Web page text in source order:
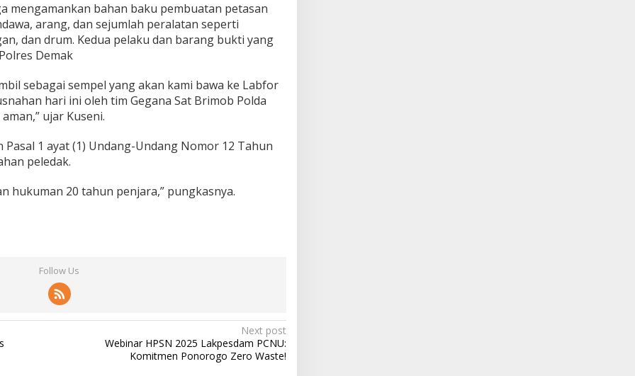
mengamankan bahan baku pembuatan petasan
arang, dan sejumlah peralatan seperti
dan drum. Kedua pelaku dan barang bukti yang
Demak
sebagai sempel yang akan kami bawa ke Labfor
hari ini oleh tim Gegana Sat Brimob Polda
ujar Kuseni.
1 ayat (1) Undang-Undang Nomor 12 Tahun
peledak.
hukuman 20 tahun penjara,” pungkasnya.
Follow Us
Next post
Webinar HPSN 2025 Lakpesdam PCNU:
Komitmen Ponorogo Zero Waste!